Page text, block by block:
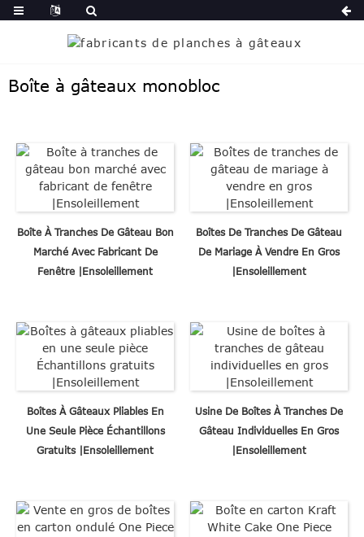
Boîte à gâteaux monobloc
Boîte À Tranches De Gâteau Bon
Marché Avec Fabricant De
Fenêtre |Ensoleillement
Boîtes De Tranches De Gâteau
De Mariage À Vendre En Gros
|Ensoleillement
Boîtes À Gâteaux Pliables En
Une Seule Pièce Échantillons
Gratuits |Ensoleillement
Usine De Boîtes À Tranches De
Gâteau Individuelles En Gros
|Ensoleillement